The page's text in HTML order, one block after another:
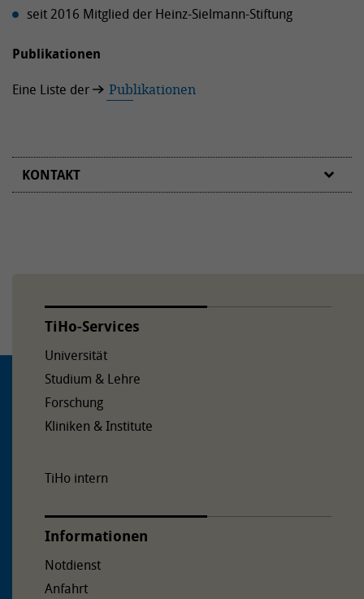
seit 2016 Mitglied der Heinz-Sielmann-Stiftung
Publikationen
Eine Liste der
Publikationen
KONTAKT
TiHo-Services
Universität
Studium & Lehre
Forschung
Kliniken & Institute
TiHo intern
Informationen
Notdienst
Anfahrt